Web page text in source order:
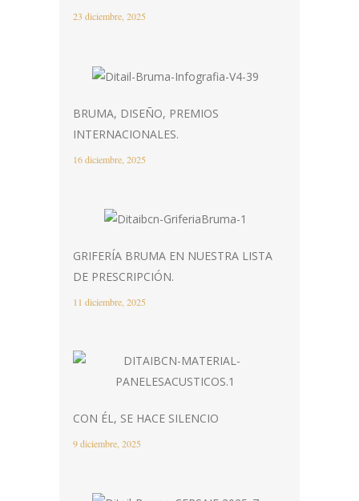
23 diciembre, 2025
BRUMA, DISEÑO, PREMIOS
INTERNACIONALES.
16 diciembre, 2025
GRIFERÍA BRUMA EN NUESTRA LISTA
DE PRESCRIPCIÓN.
11 diciembre, 2025
CON ÉL, SE HACE SILENCIO
9 diciembre, 2025